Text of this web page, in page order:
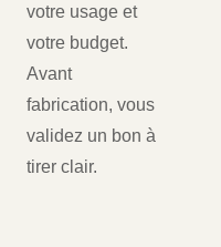
votre usage et
votre budget.
Avant
fabrication, vous
validez un bon à
tirer clair.